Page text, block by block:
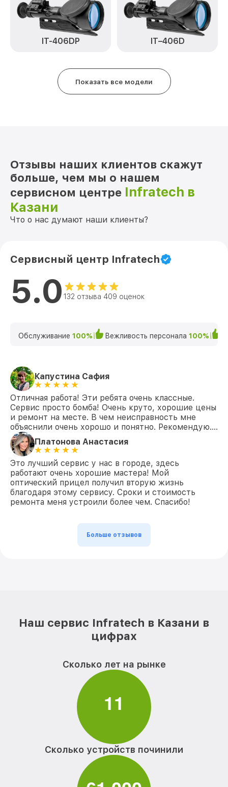
Замена матрицы IT-404H Infratech от 1100₽
Замена дисплея (экрана) IT-404H
Infratech
от 750₽
Ремонт Wi-Fi IT-404H Infratech
Infratech
IT-406DP IT–406D
Показать все модели
Отзывы наших клиентов скажут
больше, чем мы о нашем
сервисном центре Infratech в
Казани
Что о нас думают наши клиенты?
Сервисный центр Infratech
5.0 132 отзыва 409 оценок
Обслуживание 100% Вежливость персонала 100%
Капустина Сафия
Отличная работа! Эти ребята очень классные.
Сервис просто бомба! Очень круто, хорошие цены
и ремонт на месте. В чем неисправность мне
объяснили очень хорошо и понятно. Рекомендую….
Платонова Анастасия
Это лучший сервис у нас в городе, здесь
работают очень хорошие мастера! Мой
оптический прицел получил вторую жизнь
благодаря этому сервису. Сроки и стоимость
ремонта меня устроили более чем. Спасибо!
Больше отзывов
Наш сервис Infratech в Казани в
цифрах
Сколько лет на рынке
11
Сколько устройств починили